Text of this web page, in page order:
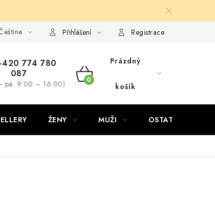
Přihlášení Registrace
774 780
087
pá: 9:00 – 16:00)
NÁKUPNÍ
Prázdný
košík
ŽENY MUŽI OSTATNÍ